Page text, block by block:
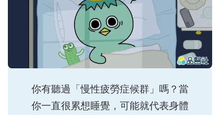
你有聽過「慢性疲勞症候群」嗎？當
你一直很累想睡覺，可能就代表身體